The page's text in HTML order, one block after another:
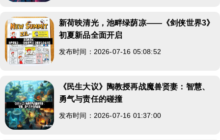
新荷映清光，池畔绿荫凉——《剑侠世界3》
初夏新品全面开启
发布时间：2026-07-16 05:08:52
《民生大议》陶教授再战魔兽贤妻：智慧、
勇气与责任的碰撞
发布时间：2026-07-16 01:37:00